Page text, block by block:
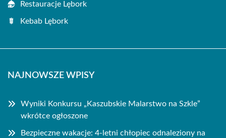
Restauracje Lębork
Kebab Lębork
NAJNOWSZE WPISY
Wyniki Konkursu „Kaszubskie Malarstwo na Szkle”
wkrótce ogłoszone
Bezpieczne wakacje: 4-letni chłopiec odnaleziony na